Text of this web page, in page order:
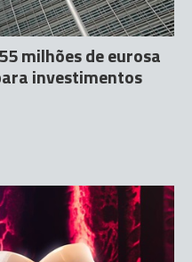
milhões de eurosa
investimentos